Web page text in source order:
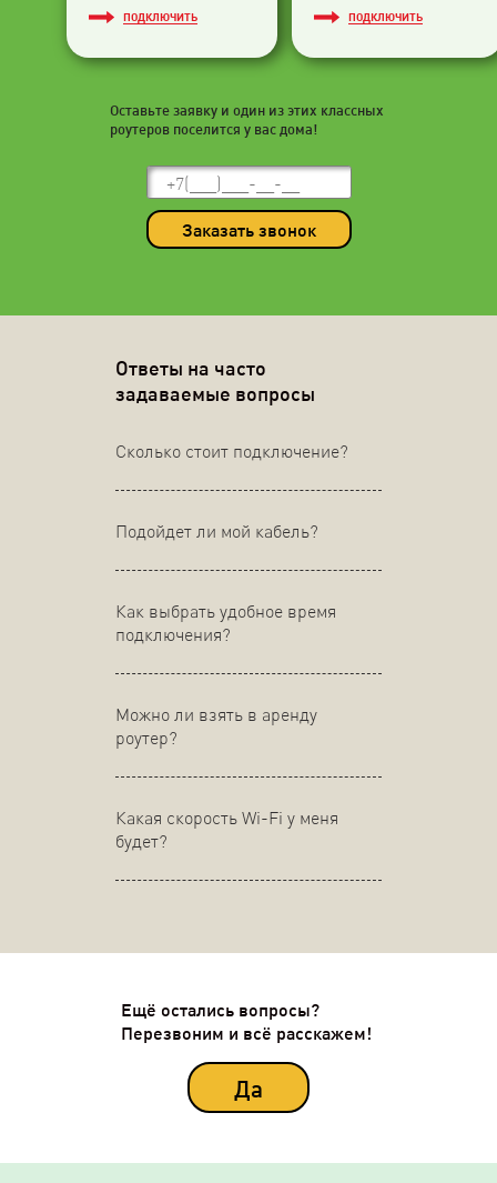
ПОДКЛЮЧИТЬ ПОДКЛЮЧИТЬ
Оставьте заявку и один из этих классных
роутеров поселится у вас дома!
Заказать звонок
Ответы на часто
задаваемые вопросы
Сколько стоит подключение?
Подойдет ли мой кабель?
Как выбрать удобное время
подключения?
Можно ли взять в аренду
роутер?
Какая скорость Wi-Fi у меня
будет?
Ещё остались вопросы?
Перезвоним и всё расскажем!
Да